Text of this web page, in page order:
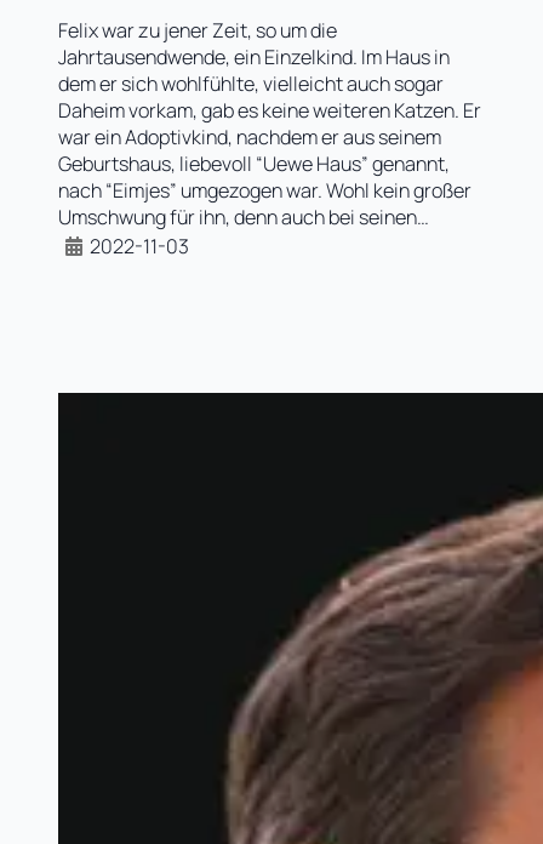
Felix war zu jener Zeit, so um die
Jahrtausendwende, ein Einzelkind. Im Haus in
dem er sich wohlfühlte, vielleicht auch sogar
Daheim vorkam, gab es keine weiteren Katzen. Er
war ein Adoptivkind, nachdem er aus seinem
Geburtshaus, liebevoll “Uewe Haus” genannt,
nach “Eimjes” umgezogen war. Wohl kein großer
Umschwung für ihn, denn auch bei seinen…
2022-11-03